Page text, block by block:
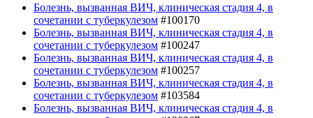
Болезнь, вызванная ВИЧ, клиническая стадия 4, в
сочетании с туберкулезом #100170
Болезнь, вызванная ВИЧ, клиническая стадия 4, в
сочетании с туберкулезом #100247
Болезнь, вызванная ВИЧ, клиническая стадия 4, в
сочетании с туберкулезом #100257
Болезнь, вызванная ВИЧ, клиническая стадия 4, в
сочетании с туберкулезом #103584
Болезнь, вызванная ВИЧ, клиническая стадия 4, в